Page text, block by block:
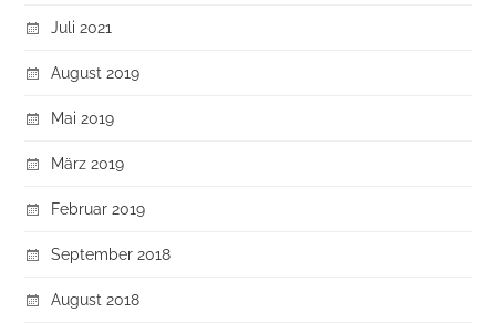
Juli 2021
August 2019
Mai 2019
März 2019
Februar 2019
September 2018
August 2018